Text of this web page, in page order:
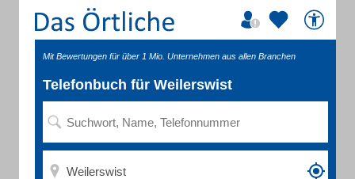
Mit Bewertungen für über 1 Mio. Unternehmen aus allen Branchen
Telefonbuch für Weilerswist